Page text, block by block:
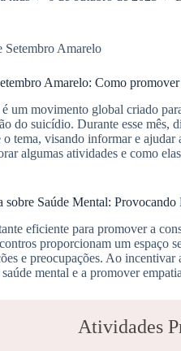
Amarelo: Como
um movimento global criado
do suicídio. Durante esse mês,
o tema, visando informar e
algumas atividades e como
sobre Saúde Mental: Provocando
eficiente para promover a
proporcionam um espaço
e preocupações. Ao
mental e a promover
Atividades